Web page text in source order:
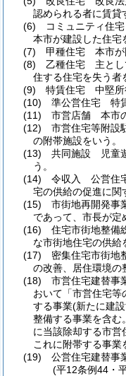
認められる者に賃貸
(6)
コミュニティ住
本市が建設した住宅
(7)
甲種住宅 本市が
(8)
乙種住宅 主とし
住する住宅を失う者
(9)
特賃住宅 中堅所
(10)
準公営住宅 特
(11)
市営店舗 本市
(12)
市営住宅等附設
の附帯施設をいう。
(13)
共同施設 児童
う。
(14)
令収入 公営住
宅の供給の促進に関
(15)
市街地再開発
であって、市長が定
(16)
住宅市街地整備
な市街地住宅の供給
(17)
密集住宅市街地
の改善、居住環境の
(18)
市営住宅建替事
おいて「市営住宅等
する事業(新たに建
整備する事業を含む
に当該除却する市
これに附帯する事業
(19)
公営住宅建替事
(平12条例44・